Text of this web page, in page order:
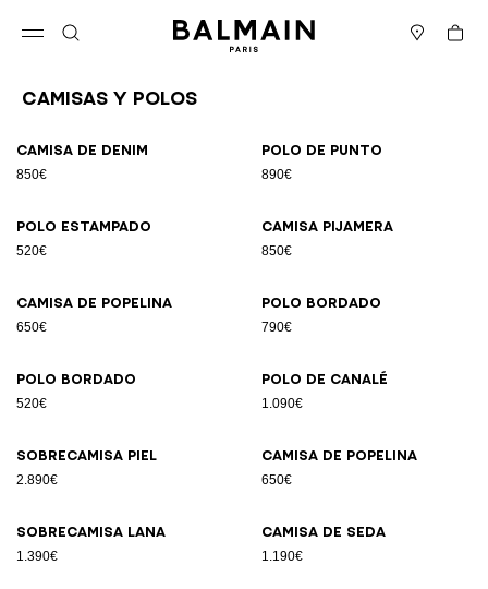
Cesta
Camisas Y Polos
Camisa de denim
850€
Polo de punto
890€
Polo estampado
520€
Camisa pijamera
850€
Camisa de popelina
650€
Polo bordado
790€
Polo bordado
520€
Polo de canalé
1.090€
Sobrecamisa piel
2.890€
Camisa de popelina
650€
Sobrecamisa lana
1.390€
Camisa de seda
1.190€